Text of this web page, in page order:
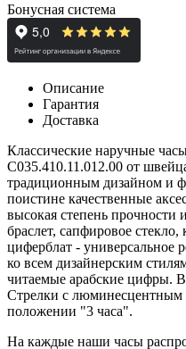
Бонусная система
Описание
Гарантия
Доставка
Классические наручные
C035.410.11.012.00 от
традиционным дизайном и
поистине качественные
высокая степень прочности
браслет, сапфировое
циферблат - универсальное
ко всем дизайнерским
читаемые арабские цифры.
Стрелки с люминесцентным
положении "3 часа".
На каждые наши часы